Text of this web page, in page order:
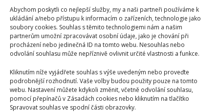
Abychom poskytli co nejlepší služby, my a naši partneři používáme k
ukládání a/nebo přístupu k informacím o zařízeních, technologie jako
soubory cookies. Souhlas s těmito technologiemi nám a našim
partnerům umožní zpracovávat osobní údaje, jako je chování při
procházení nebo jedinečná ID na tomto webu. Nesouhlas nebo
odvolání souhlasu může nepříznivě ovlivnit určité vlastnosti a funkce.
Kliknutím níže vyjádřete souhlas s výše uvedeným nebo proveďte
podrobnější rozhodnutí. Vaše volby budou použity pouze na tomto
webu. Nastavení můžete kdykoli změnit, včetně odvolání souhlasu,
pomocí přepínačů v Zásadách cookies nebo kliknutím na tlačítko
Spravovat souhlas ve spodní části obrazovky.